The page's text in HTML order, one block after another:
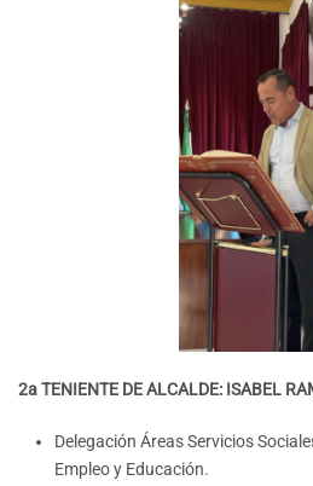
2a TENIENTE DE ALCALDE: ISABEL
Delegación Áreas Servicios
Empleo y Educación.